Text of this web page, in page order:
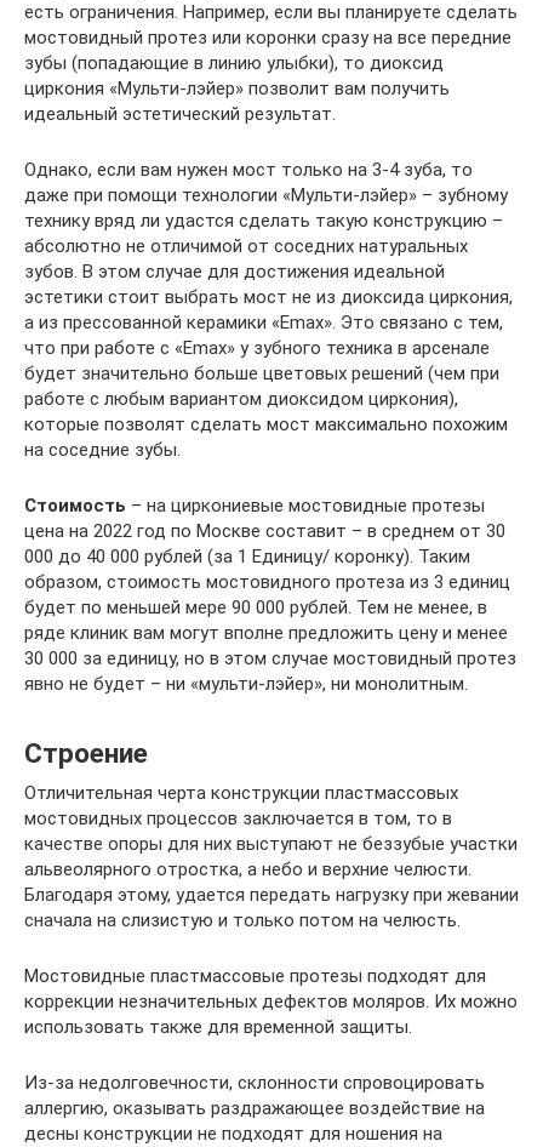
есть ограничения. Например, если вы планируете сделать
мостовидный протез или коронки сразу на все передние
зубы (попадающие в линию улыбки), то диоксид
циркония «Мульти-лэйер» позволит вам получить
идеальный эстетический результат.
Однако, если вам нужен мост только на 3-4 зуба, то
даже при помощи технологии «Мульти-лэйер» – зубному
технику вряд ли удастся сделать такую конструкцию –
абсолютно не отличимой от соседних натуральных
зубов. В этом случае для достижения идеальной
эстетики стоит выбрать мост не из диоксида циркония,
а из прессованной керамики «Emax». Это связано с тем,
что при работе с «Emax» у зубного техника в арсенале
будет значительно больше цветовых решений (чем при
работе с любым вариантом диоксидом циркония),
которые позволят сделать мост максимально похожим
на соседние зубы.
Стоимость – на циркониевые мостовидные протезы
цена на 2022 год по Москве составит – в среднем от 30
000 до 40 000 рублей (за 1 Единицу/ коронку). Таким
образом, стоимость мостовидного протеза из 3 единиц
будет по меньшей мере 90 000 рублей. Тем не менее, в
ряде клиник вам могут вполне предложить цену и менее
30 000 за единицу, но в этом случае мостовидный протез
явно не будет – ни «мульти-лэйер», ни монолитным.
Строение
Отличительная черта конструкции пластмассовых
мостовидных процессов заключается в том, то в
качестве опоры для них выступают не беззубые участки
альвеолярного отростка, а небо и верхние челюсти.
Благодаря этому, удается передать нагрузку при жевании
сначала на слизистую и только потом на челюсть.
Мостовидные пластмассовые протезы подходят для
коррекции незначительных дефектов моляров. Их можно
использовать также для временной защиты.
Из-за недолговечности, склонности спровоцировать
аллергию, оказывать раздражающее воздействие на
десны конструкции не подходят для ношения на